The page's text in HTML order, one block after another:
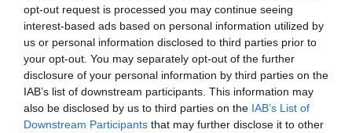
opt-out request is processed you may continue seeing
interest-based ads based on personal information utilized by
us or personal information disclosed to third parties prior to
your opt-out. You may separately opt-out of the further
disclosure of your personal information by third parties on the
IAB’s list of downstream participants. This information may
also be disclosed by us to third parties on the IAB’s List of
Downstream Participants that may further disclose it to other
Foto:Unsplash